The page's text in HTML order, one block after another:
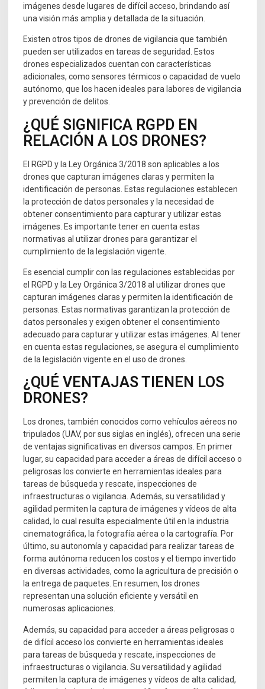
imágenes desde lugares de difícil acceso, brindando así
una visión más amplia y detallada de la situación.
Existen otros tipos de drones de vigilancia que también
pueden ser utilizados en tareas de seguridad. Estos
drones especializados cuentan con características
adicionales, como sensores térmicos o capacidad de vuelo
autónomo, que los hacen ideales para labores de vigilancia
y prevención de delitos.
¿QUÉ SIGNIFICA RGPD EN
RELACIÓN A LOS DRONES?
El RGPD y la Ley Orgánica 3/2018 son aplicables a los
drones que capturan imágenes claras y permiten la
identificación de personas. Estas regulaciones establecen
la protección de datos personales y la necesidad de
obtener consentimiento para capturar y utilizar estas
imágenes. Es importante tener en cuenta estas
normativas al utilizar drones para garantizar el
cumplimiento de la legislación vigente.
Es esencial cumplir con las regulaciones establecidas por
el RGPD y la Ley Orgánica 3/2018 al utilizar drones que
capturan imágenes claras y permiten la identificación de
personas. Estas normativas garantizan la protección de
datos personales y exigen obtener el consentimiento
adecuado para capturar y utilizar estas imágenes. Al tener
en cuenta estas regulaciones, se asegura el cumplimiento
de la legislación vigente en el uso de drones.
¿QUÉ VENTAJAS TIENEN LOS
DRONES?
Los drones, también conocidos como vehículos aéreos no
tripulados (UAV, por sus siglas en inglés), ofrecen una serie
de ventajas significativas en diversos campos. En primer
lugar, su capacidad para acceder a áreas de difícil acceso o
peligrosas los convierte en herramientas ideales para
tareas de búsqueda y rescate, inspecciones de
infraestructuras o vigilancia. Además, su versatilidad y
agilidad permiten la captura de imágenes y vídeos de alta
calidad, lo cual resulta especialmente útil en la industria
cinematográfica, la fotografía aérea o la cartografía. Por
último, su autonomía y capacidad para realizar tareas de
forma autónoma reducen los costos y el tiempo invertido
en diversas actividades, como la agricultura de precisión o
la entrega de paquetes. En resumen, los drones
representan una solución eficiente y versátil en
numerosas aplicaciones.
Además, su capacidad para acceder a áreas peligrosas o
de difícil acceso los convierte en herramientas ideales
para tareas de búsqueda y rescate, inspecciones de
infraestructuras o vigilancia. Su versatilidad y agilidad
permiten la captura de imágenes y vídeos de alta calidad,